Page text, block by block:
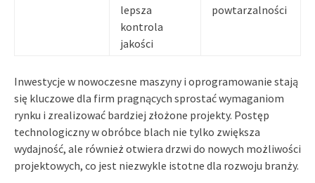
lepsza
kontrola
jakości
powtarzalności
Inwestycje w nowoczesne maszyny i oprogramowanie stają
się kluczowe dla firm pragnących sprostać wymaganiom
rynku i zrealizować bardziej złożone projekty. Postęp
technologiczny w obróbce blach nie tylko zwiększa
wydajność, ale również otwiera drzwi do nowych możliwości
projektowych, co jest niezwykle istotne dla rozwoju branży.